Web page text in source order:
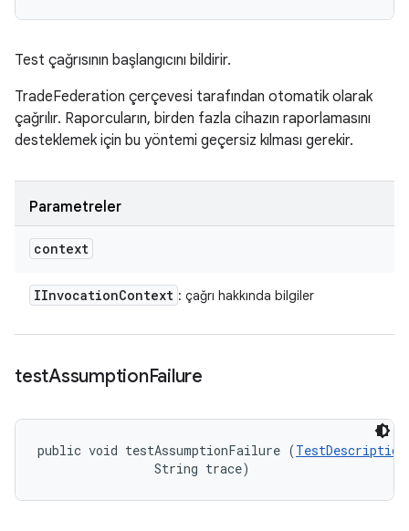
Test çağrısının başlangıcını bildirir.
TradeFederation çerçevesi tarafından otomatik olarak
çağrılır. Raporcuların, birden fazla cihazın raporlamasını
desteklemek için bu yöntemi geçersiz kılması gerekir.
Parametreler
context
IInvocationContext : çağrı hakkında bilgiler
testAssumptionFailure
public void testAssumptionFailure (TestDescription
                String trace)